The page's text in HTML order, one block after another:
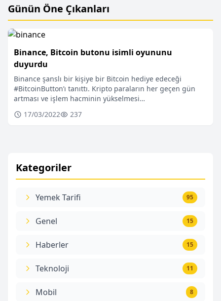
Kategoriler
Yemek Tarifi 95
Genel 15
Haberler 15
Teknoloji 11
Mobil 8
Günün Öne Çıkanları
Binance, Bitcoin butonu isimli oyununu
duyurdu
Binance şanslı bir kişiye bir Bitcoin hediye edeceği
#BitcoinButton’ı tanıttı. Kripto paraların her geçen gün
artması ve işlem hacminin yükselmesi…
17/03/2022
237